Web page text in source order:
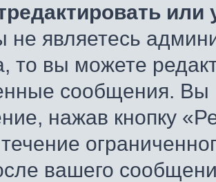
не являетесь
то вы можете
сообщения. Вы
нажав кнопку
вашего